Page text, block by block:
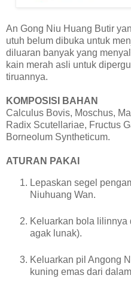
An Gong Niu Huang Butir
utuh belum dibuka untuk
diluaran banyak yang
kain merah asli untuk
tiruannya.
KOMPOSISI BAHAN
Calculus Bovis, Moschus,
Radix Scutellariae, Fructus
Borneolum Syntheticum.
ATURAN PAKAI
Lepaskan segel
Niuhuang Wan.
Keluarkan bola lilinnya
agak lunak).
Keluarkan pil Angong
kuning emas dari